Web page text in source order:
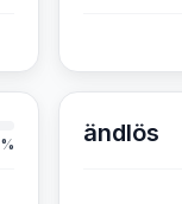
% ändlös